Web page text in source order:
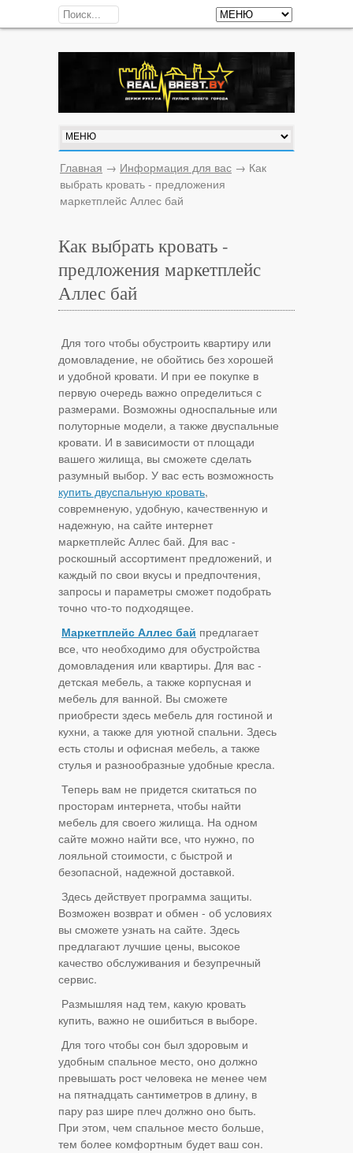
Главная → Информация для вас → Как
выбрать кровать - предложения
маркетплейс Аллес бай
Как выбрать кровать -
предложения маркетплейс
Аллес бай
Для того чтобы обустроить квартиру или
домовладение, не обойтись без хорошей
и удобной кровати. И при ее покупке в
первую очередь важно определиться с
размерами. Возможны односпальные или
полуторные модели, а также двуспальные
кровати. И в зависимости от площади
вашего жилища, вы сможете сделать
разумный выбор. У вас есть возможность
купить двуспальную кровать,
совремненую, удобную, качественную и
надежную, на сайте интернет
маркетплейс Аллес бай. Для вас -
роскошный ассортимент предложений, и
каждый по свои вкусы и предпочтения,
запросы и параметры сможет подобрать
точно что-то подходящее.
Маркетплейс Аллес бай предлагает
все, что необходимо для обустройства
домовладения или квартиры. Для вас -
детская мебель, а также корпусная и
мебель для ванной. Вы сможете
приобрести здесь мебель для гостиной и
кухни, а также для уютной спальни. Здесь
есть столы и офисная мебель, а также
стулья и разнообразные удобные кресла.
Теперь вам не придется скитаться по
просторам интернета, чтобы найти
мебель для своего жилища. На одном
сайте можно найти все, что нужно, по
лояльной стоимости, с быстрой и
безопасной, надежной доставкой.
Здесь действует программа защиты.
Возможен возврат и обмен - об условиях
вы сможете узнать на сайте. Здесь
предлагают лучшие цены, высокое
качество обслуживания и безупречный
сервис.
Размышляя над тем, какую кровать
купить, важно не ошибиться в выборе.
Для того чтобы сон был здоровым и
удобным спальное место, оно должно
превышать рост человека не менее чем
на пятнадцать сантиметров в длину, в
пару раз шире плеч должно оно быть.
При этом, чем спальное место больше,
тем более комфортным будет ваш сон.